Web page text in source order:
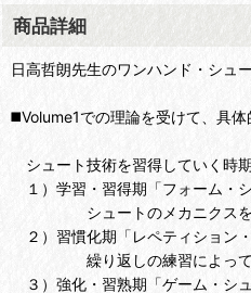
商品詳細
日高哲朗先生のワンハンド・シ
◼️Volume1での理論を受けて、具
シュート技術を習得していく時
１）学習・習得期「フォーム・
シュートのメカニクスを知
２）習慣化期「レペティション
繰り返しの練習によって、
３）強化・習熟期「ゲーム・シ